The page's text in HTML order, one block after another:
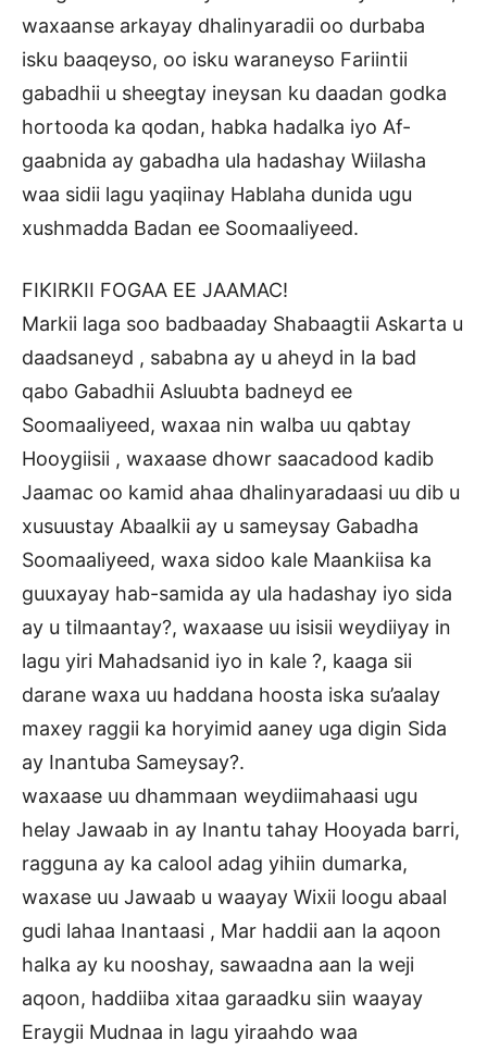
waxaanse arkayay dhalinyaradii oo durbaba
isku baaqeyso, oo isku waraneyso Fariintii
gabadhii u sheegtay ineysan ku daadan godka
hortooda ka qodan, habka hadalka iyo Af-
gaabnida ay gabadha ula hadashay Wiilasha
waa sidii lagu yaqiinay Hablaha dunida ugu
xushmadda Badan ee Soomaaliyeed.
FIKIRKII FOGAA EE JAAMAC!
Markii laga soo badbaaday Shabaagtii Askarta u
daadsaneyd , sababna ay u aheyd in la bad
qabo Gabadhii Asluubta badneyd ee
Soomaaliyeed, waxaa nin walba uu qabtay
Hooygiisii , waxaase dhowr saacadood kadib
Jaamac oo kamid ahaa dhalinyaradaasi uu dib u
xusuustay Abaalkii ay u sameysay Gabadha
Soomaaliyeed, waxa sidoo kale Maankiisa ka
guuxayay hab-samida ay ula hadashay iyo sida
ay u tilmaantay?, waxaase uu isisii weydiiyay in
lagu yiri Mahadsanid iyo in kale ?, kaaga sii
darane waxa uu haddana hoosta iska su’aalay
maxey raggii ka horyimid aaney uga digin Sida
ay Inantuba Sameysay?.
waxaase uu dhammaan weydiimahaasi ugu
helay Jawaab in ay Inantu tahay Hooyada barri,
ragguna ay ka calool adag yihiin dumarka,
waxase uu Jawaab u waayay Wixii loogu abaal
gudi lahaa Inantaasi , Mar haddii aan la aqoon
halka ay ku nooshay, sawaadna aan la weji
aqoon, haddiiba xitaa garaadku siin waayay
Eraygii Mudnaa in lagu yiraahdo waa